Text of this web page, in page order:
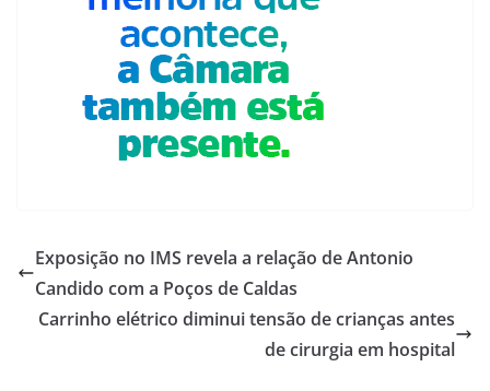
Exposição no IMS revela a relação de Antonio
Candido com a Poços de Caldas
Carrinho elétrico diminui tensão de crianças antes
de cirurgia em hospital